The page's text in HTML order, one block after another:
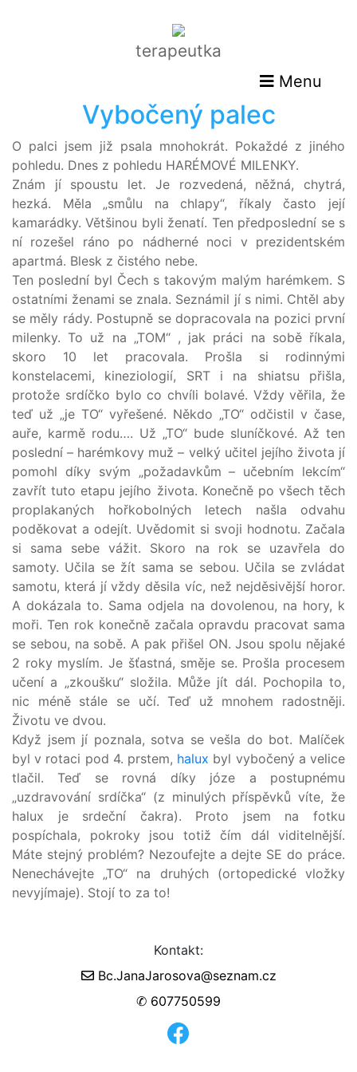
terapeutka
Menu
Vybočený palec
O palci jsem již psala mnohokrát. Pokaždé z jiného
pohledu. Dnes z pohledu HARÉMOVÉ MILENKY.
Znám jí spoustu let. Je rozvedená, něžná, chytrá,
hezká. Měla „smůlu na chlapy“, říkaly často její
kamarádky. Většinou byli ženatí. Ten předposlední se s
ní rozešel ráno po nádherné noci v prezidentském
apartmá. Blesk z čistého nebe.
Ten poslední byl Čech s takovým malým harémkem. S
ostatními ženami se znala. Seznámil jí s nimi. Chtěl aby
se měly rády. Postupně se dopracovala na pozici první
milenky. To už na „TOM“ , jak práci na sobě říkala,
skoro 10 let pracovala. Prošla si rodinnými
konstelacemi, kineziologií, SRT i na shiatsu přišla,
protože srdíčko bylo co chvíli bolavé. Vždy věřila, že
teď už „je TO“ vyřešené. Někdo „TO“ odčistil v čase,
auře, karmě rodu…. Už „TO“ bude sluníčkové. Až ten
poslední – harémkovy muž – velký učitel jejího života jí
pomohl díky svým „požadavkům – učebním lekcím“
zavřít tuto etapu jejího života. Konečně po všech těch
proplakaných hořkobolných letech našla odvahu
poděkovat a odejít. Uvědomit si svoji hodnotu. Začala
si sama sebe vážit. Skoro na rok se uzavřela do
samoty. Učila se žít sama se sebou. Učila se zvládat
samotu, která jí vždy děsila víc, než nejděsivější horor.
A dokázala to. Sama odjela na dovolenou, na hory, k
moři. Ten rok konečně začala opravdu pracovat sama
se sebou, na sobě. A pak přišel ON. Jsou spolu nějaké
2 roky myslím. Je šťastná, směje se. Prošla procesem
učení a „zkoušku“ složila. Může jít dál. Pochopila to,
nic méně stále se učí. Teď už mnohem radostněji.
Životu ve dvou.
Když jsem jí poznala, sotva se vešla do bot. Malíček
byl v rotaci pod 4. prstem, halux byl vybočený a velice
tlačil. Teď se rovná díky józe a postupnému
„uzdravování srdíčka“ (z minulých příspěvků víte, že
halux je srdeční čakra). Proto jsem na fotku
pospíchala, pokroky jsou totiž čím dál viditelnější.
Máte stejný problém? Nezoufejte a dejte SE do práce.
Nenechávejte „TO“ na druhých (ortopedické vložky
nevyjímaje). Stojí to za to!
Kontakt:
Bc.JanaJarosova@seznam.cz
✆ 607750599